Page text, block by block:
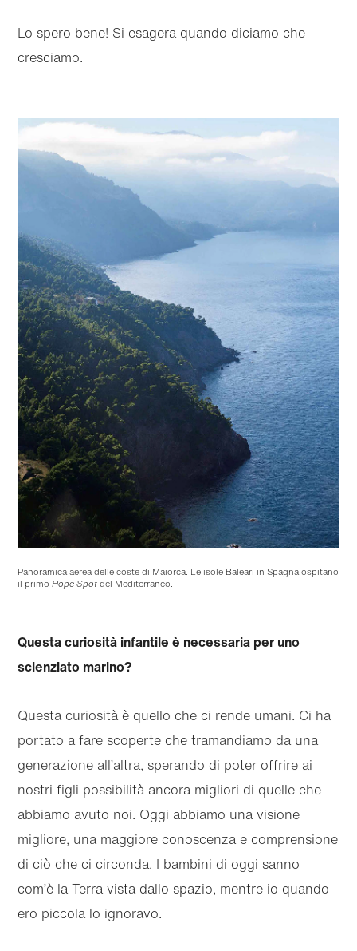
Lo spero bene! Si esagera quando diciamo che
cresciamo.
Panoramica aerea delle coste di Maiorca. Le isole Baleari in Spagna ospitano
il primoHope Spotdel Mediterraneo.
Questa curiosità infantile è necessaria per uno
scienziato marino?
Questa curiosità è quello che ci rende umani. Ci ha
portato a fare scoperte che tramandiamo da una
generazione all’altra, sperando di poter offrire ai
nostri figli possibilità ancora migliori di quelle che
abbiamo avuto noi. Oggi abbiamo una visione
migliore, una maggiore conoscenza e comprensione
di ciò che ci circonda. I bambini di oggi sanno
com’è la Terra vista dallo spazio, mentre io quando
ero piccola lo ignoravo.